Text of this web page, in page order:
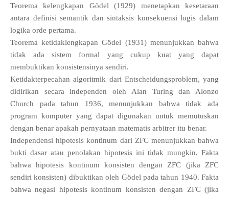
Teorema kelengkapan Gödel (1929) menetapkan kesetaraan
antara definisi semantik dan sintaksis konsekuensi logis dalam
logika orde pertama.
Teorema ketidaklengkapan Gödel (1931) menunjukkan bahwa
tidak ada sistem formal yang cukup kuat yang dapat
membuktikan konsistensinya sendiri.
Ketidakterpecahan algoritmik dari Entscheidungsproblem, yang
didirikan secara independen oleh Alan Turing dan Alonzo
Church pada tahun 1936, menunjukkan bahwa tidak ada
program komputer yang dapat digunakan untuk memutuskan
dengan benar apakah pernyataan matematis arbitrer itu benar.
Independensi hipotesis kontinum dari ZFC menunjukkan bahwa
bukti dasar atau penolakan hipotesis ini tidak mungkin. Fakta
bahwa hipotesis kontinum konsisten dengan ZFC (jika ZFC
sendiri konsisten) dibuktikan oleh Gödel pada tahun 1940. Fakta
bahwa negasi hipotesis kontinum konsisten dengan ZFC (jika